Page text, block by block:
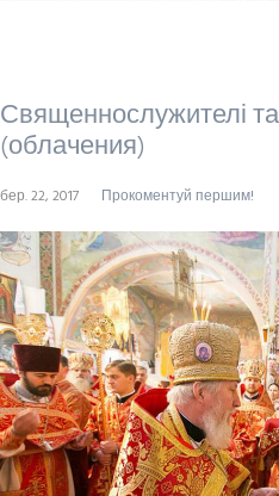
Священнослужителі та
(облачения)
бер. 22, 2017 Прокоментуй першим!